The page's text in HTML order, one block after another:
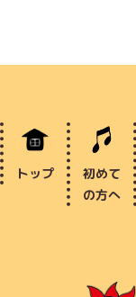
トップ
初めて
の方へ